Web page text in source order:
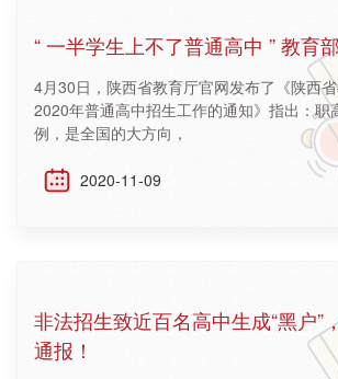
“ 一半学生上不了普通高中 ” 教育
4月30日，陕西省教育厅官网发布了《陕西
2020年普通高中招生工作的通知》指出：职
例，是全国的大方向，
2020-11-09
非法招生致近百名高中生成“黑户”
通报！